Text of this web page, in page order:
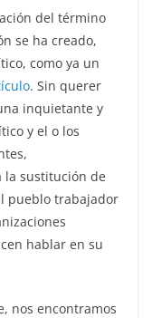
del término
se ha creado,
como ya un
. Sin querer
inquietante y
y el o los
la sustitución de
pueblo trabajador
hablar en su
nos encontramos